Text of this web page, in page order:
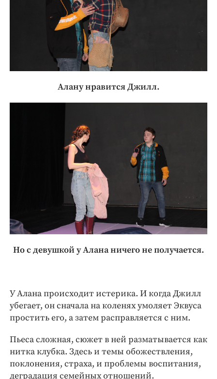
Алану нравится Джилл.
Но с девушкой у Алана ничего не получается.
У Алана происходит истерика. И когда Джилл
убегает, он сначала на коленях умоляет Эквуса
простить его, а затем расправляется с ним.
Пьеса сложная, сюжет в ней разматывается как
нитка клубка. Здесь и темы обожествления,
поклонения, страха, и проблемы воспитания,
деградация семейных отношений.